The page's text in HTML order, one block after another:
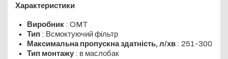
Характеристики
Виробник: OMT
Тип : Всмоктуючий фільтр
Максимальна пропускна здатність, л/хв: 251-300
Тип монтажу: в маслобак